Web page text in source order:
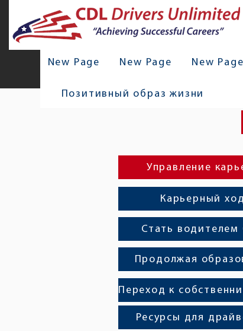
New Page New Page New Page
Позитивный образ жизни
Управление
Карьерный
Стать водителем
Продолжая
Ресурсы для